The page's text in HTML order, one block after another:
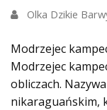
Olka Dzikie
Modrzejec
Modrzejec
obliczach.
nikaraguańskim,